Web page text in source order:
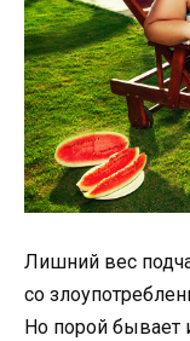
Лишний вес
со
Но порой бывает